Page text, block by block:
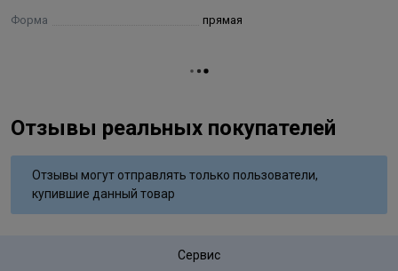
Форма прямая
Отзывы реальных покупателей
Отзывы могут отправлять только пользователи,
купившие данный товар
Сервис